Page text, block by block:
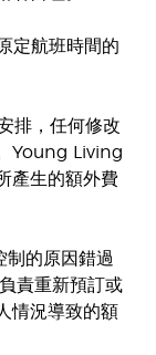
定航班時間的
排，任何修改
Young Living
產生的額外費
制的原因錯過
責重新預訂或
情況導致的額